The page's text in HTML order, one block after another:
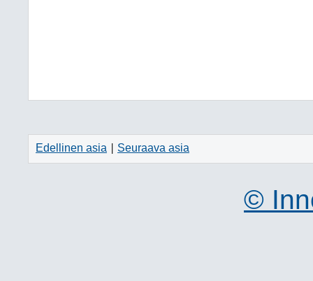
Edellinen asia Seuraava asia
©